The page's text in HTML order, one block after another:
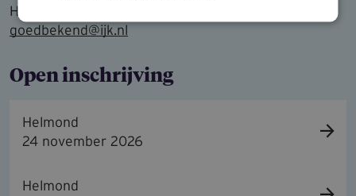
Heb je vragen? Stuur dan een mail naar
goedbekend@ijk.nl
Open inschrij­ving
Helmond
24 november 2026
Helmond